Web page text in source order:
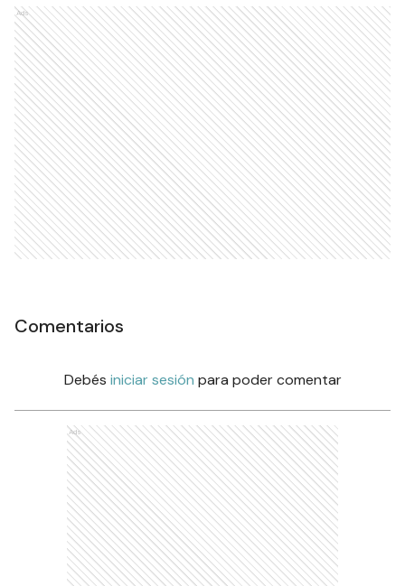
Ads
Comentarios
Debés iniciar sesión para poder comentar
Ads